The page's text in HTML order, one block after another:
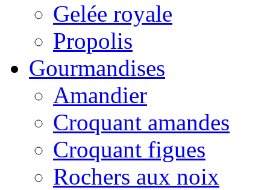
Gelée royale
Propolis
Gourmandises
Amandier
Croquant amandes
Croquant figues
Rochers aux noix